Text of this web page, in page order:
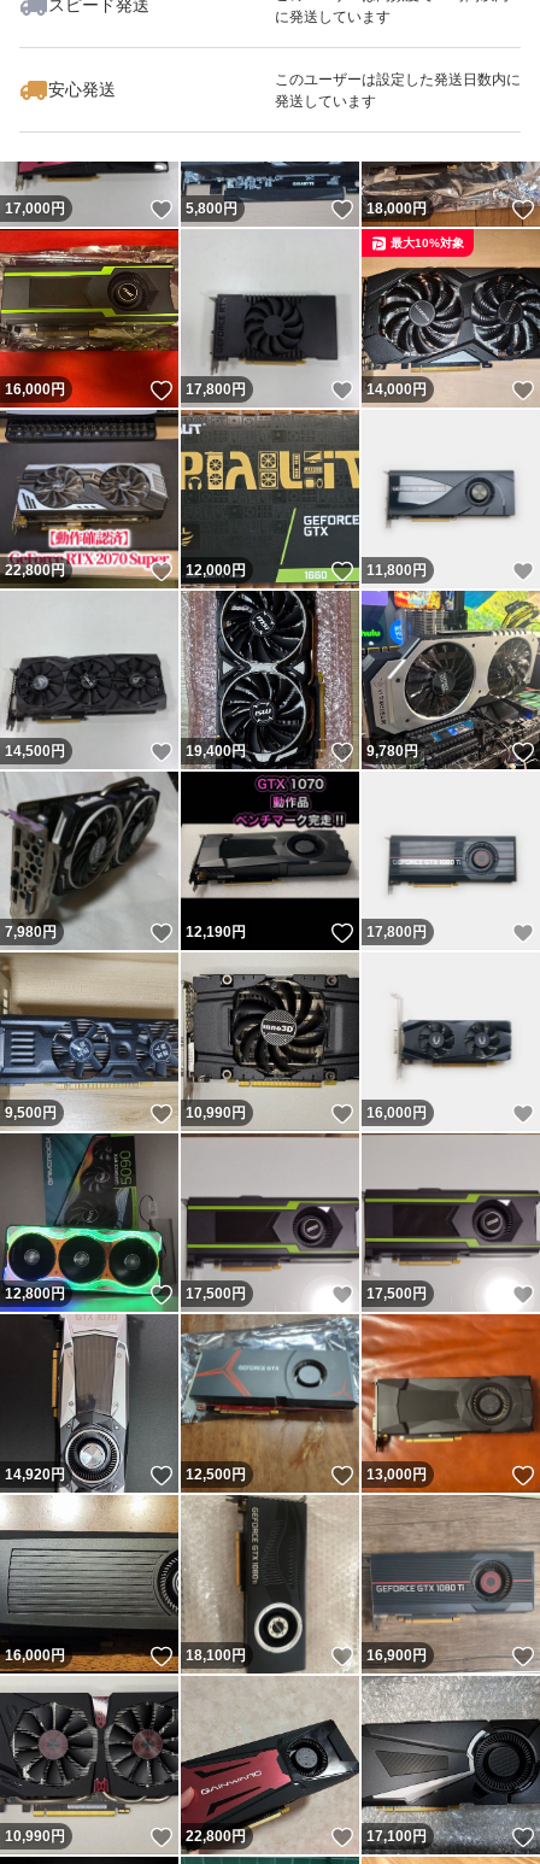
スピード発送
に発送しています
安心発送
このユーザーは設定した発送日数内に
発送しています
いいね！
5,450
17,000円 いいね！
5,800円 いいね！
18,000円
16,000円 いいね！
17,800円 いいね！
14,000円
最大10%対象
22,800円 いいね！
12,000円 いいね！
11,800 円
14,500円 いいね！
19,400円 いいね！
9,780円
7,980円 いいね！
12,190円 いいね！
17,800 円
9,500円 いいね！
10,990円 いいね！
16,000 円
12,800円 いいね！
17,500円 いいね！
17,500円
14,920円 いいね！
12,500円 いいね！
13,000円
16,000円 いいね！
18,100円 いいね！
16,900円
10,990円 いいね！
22,800円 いいね！
17,100円